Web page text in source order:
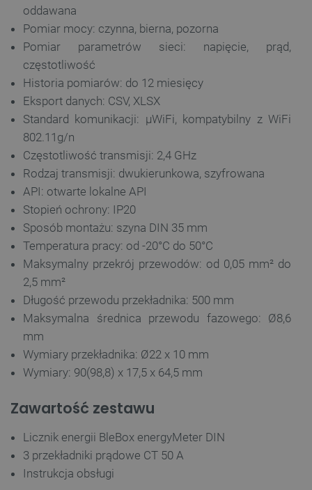
oddawana
Pomiar mocy: czynna, bierna, pozorna
Pomiar parametrów sieci: napięcie, prąd,
częstotliwość
Historia pomiarów: do 12 miesięcy
Eksport danych: CSV, XLSX
Standard komunikacji: µWiFi, kompatybilny z WiFi
802.11g/n
Częstotliwość transmisji: 2,4 GHz
Rodzaj transmisji: dwukierunkowa, szyfrowana
API: otwarte lokalne API
Stopień ochrony: IP20
Sposób montażu: szyna DIN 35 mm
Temperatura pracy: od -20°C do 50°C
Maksymalny przekrój przewodów: od 0,05 mm² do
2,5 mm²
Długość przewodu przekładnika: 500 mm
Maksymalna średnica przewodu fazowego: Ø8,6
mm
Wymiary przekładnika: Ø22 x 10 mm
Wymiary: 90(98,8) x 17,5 x 64,5 mm
Zawartość zestawu
Licznik energii BleBox energyMeter DIN
3 przekładniki prądowe CT 50 A
Instrukcja obsługi
VISITOR_PRIVACY_METADATA
__cf_bm
__cf_bm